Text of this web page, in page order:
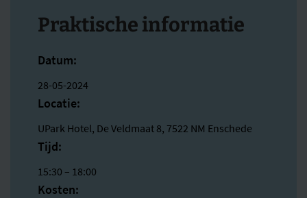
Praktische informatie
Datum:
28-05-2024
Locatie:
UPark Hotel, De Veldmaat 8, 7522 NM Enschede
Tijd:
15:30 – 18:00
Kosten: